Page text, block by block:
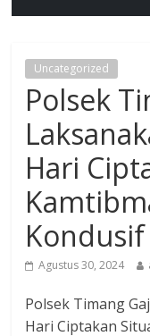
Uncategorized
Polsek
Hari
Kondusif
Agustus 30, 2024
Polsek Timang
Hari Ciptakan